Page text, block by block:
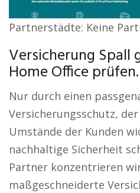
Partnerstädte: Keine
Versicherung Spall
Home Office prüfen.
Nur durch einen
Versicherungsschutz,
Umstände der Kunden
nachhaltige Sicherheit
Partner konzentrieren
maßgeschneiderte